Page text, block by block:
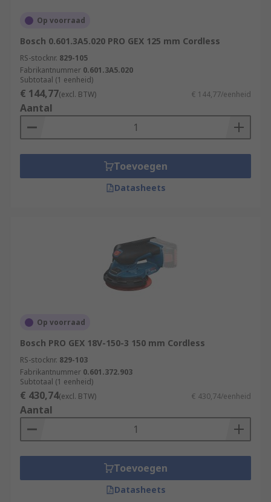
Op voorraad
Bosch 0.601.3A5.020 PRO GEX 125 mm Cordless
RS-stocknr. 829-105
Fabrikantnummer 0.601.3A5.020
Subtotaal (1 eenheid)
€ 144,77(excl. BTW) € 144,77/eenheid
Aantal
Toevoegen
Datasheets
Op voorraad
Bosch PRO GEX 18V-150-3 150 mm Cordless
RS-stocknr. 829-103
Fabrikantnummer 0.601.372.903
Subtotaal (1 eenheid)
€ 430,74(excl. BTW) € 430,74/eenheid
Aantal
Toevoegen
Datasheets